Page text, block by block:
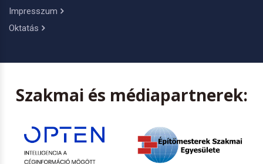
Impresszum
Oktatás
Szakmai és médiapartnerek: